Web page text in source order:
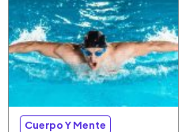
Cuerpo Y Mente